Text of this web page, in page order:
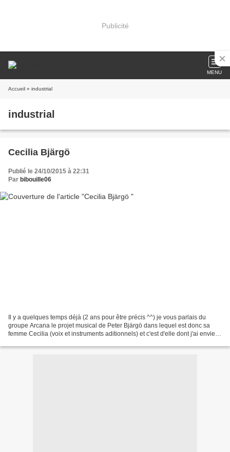
Publicité
MENU
Accueil » industrial
industrial
Cecilia Bjärgö
Publié le 24/10/2015 à 22:31
Par bibouille06
Il y a quelques temps déjà (2 ans pour être précis ^^) je vous parlais du
groupe Arcana le projet musical de Peter Bjärgö dans lequel est donc sa
femme Cecilia (voix et instruments aditionnels) et c'est d'elle dont j'ai envie